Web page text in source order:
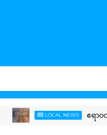
LOCAL NEWS ဧရာဝတီနှင့် ငဝန်